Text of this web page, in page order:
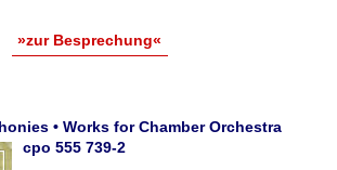
»zur Besprechung«
• Works for Chamber Orchestra
cpo 555 739-2